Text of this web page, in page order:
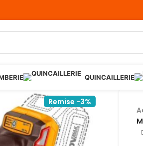
QUINCAILLERIE
Remise -3%